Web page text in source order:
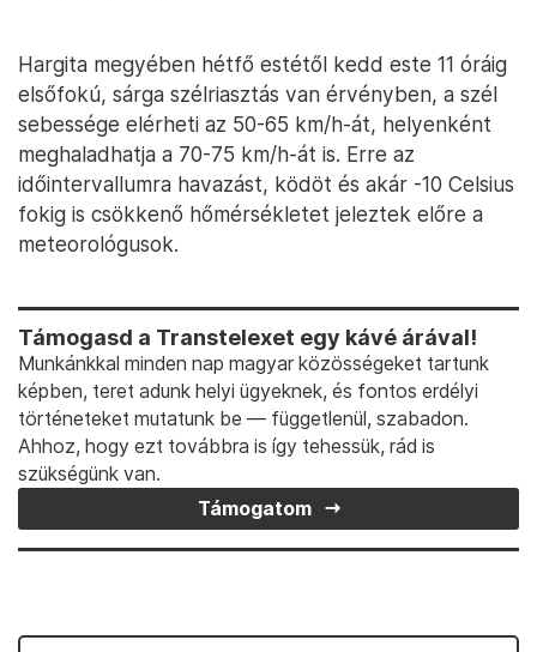
Hargita megyében hétfő estétől kedd este 11 óráig
elsőfokú, sárga szélriasztás van érvényben, a szél
sebessége elérheti az 50-65 km/h-át, helyenként
meghaladhatja a 70-75 km/h-át is. Erre az
időintervallumra havazást, ködöt és akár -10 Celsius
fokig is csökkenő hőmérsékletet jeleztek előre a
meteorológusok.
Támogasd a Transtelexet egy kávé árával!
Munkánkkal minden nap magyar közösségeket tartunk
képben, teret adunk helyi ügyeknek, és fontos erdélyi
történeteket mutatunk be — függetlenül, szabadon.
Ahhoz, hogy ezt továbbra is így tehessük, rád is
szükségünk van.
Támogatom